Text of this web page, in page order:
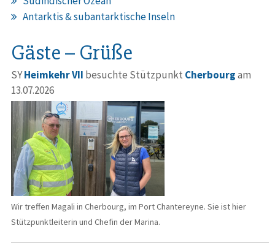
Antarktis & subantarktische Inseln
Gäste – Grüße
SYHeimkehr VII besuchte Stützpunkt Cherbourgam
13.07.2026
Wir treffen Magali in Cherbourg, im Port Chantereyne. Sie ist hier
Stützpunktleiterin und Chefin der Marina.